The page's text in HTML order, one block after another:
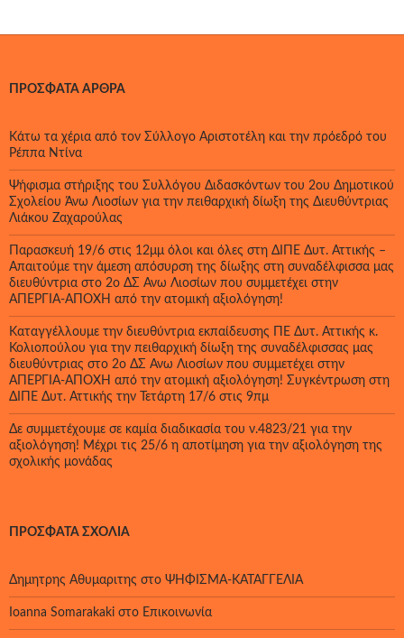
ΠΡΌΣΦΑΤΑ ΆΡΘΡΑ
Κάτω τα χέρια από τον Σύλλογο Αριστοτέλη και την πρόεδρό του
Ρέππα Ντίνα
Ψήφισμα στήριξης του Συλλόγου Διδασκόντων του 2ου Δημοτικού
Σχολείου Άνω Λιοσίων για την πειθαρχική δίωξη της Διευθύντριας
Λιάκου Ζαχαρούλας
Παρασκευή 19/6 στις 12μμ όλοι και όλες στη ΔΙΠΕ Δυτ. Αττικής –
Απαιτούμε την άμεση απόσυρση της δίωξης στη συναδέλφισσα μας
διευθύντρια στο 2ο ΔΣ Άνω Λιοσίων που συμμετέχει στην
ΑΠΕΡΓΙΑ-ΑΠΟΧΗ από την ατομική αξιολόγηση!
Καταγγέλλουμε την διευθύντρια εκπαίδευσης ΠΕ Δυτ. Αττικής κ.
Κολιοπούλου για την πειθαρχική δίωξη της συναδέλφισσας μας
διευθύντριας στο 2ο ΔΣ Άνω Λιοσίων που συμμετέχει στην
ΑΠΕΡΓΙΑ-ΑΠΟΧΗ από την ατομική αξιολόγηση! Συγκέντρωση στη
ΔΙΠΕ Δυτ. Αττικής την Τετάρτη 17/6 στις 9πμ
Δε συμμετέχουμε σε καμία διαδικασία του ν.4823/21 για την
αξιολόγηση! Μέχρι τις 25/6 η αποτίμηση για την αξιολόγηση της
σχολικής μονάδας
ΠΡΌΣΦΑΤΑ ΣΧΌΛΙΑ
Δημητρης Αθυμαριτης στο ΨΗΦΙΣΜΑ-ΚΑΤΑΓΓΕΛΙΑ
Ioanna Somarakaki στο Επικοινωνία